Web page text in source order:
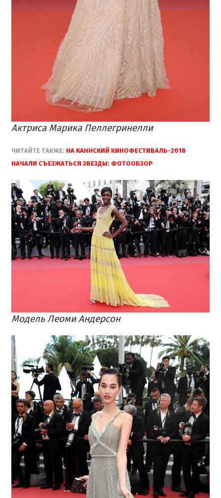
Актриса Марика Пеллегринелли
ЧИТАЙТЕ ТАКЖЕ: НА КАННСКИЙ КИНОФЕСТИВАЛЬ-2018
НАЧАЛИ СЪЕЗЖАТЬСЯ ЗВЕЗДЫ: ФОТООБЗОР
Модель Леоми Андерсон